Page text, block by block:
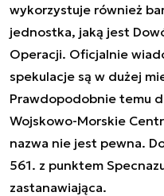
wykorzystuje również
jednostka, jaką jest
Operacji. Oficjalnie
spekulacje są w dużej
Prawdopodobnie temu
Wojskowo-Morskie
nazwa nie jest pewna.
561. z punktem
zastanawiająca.